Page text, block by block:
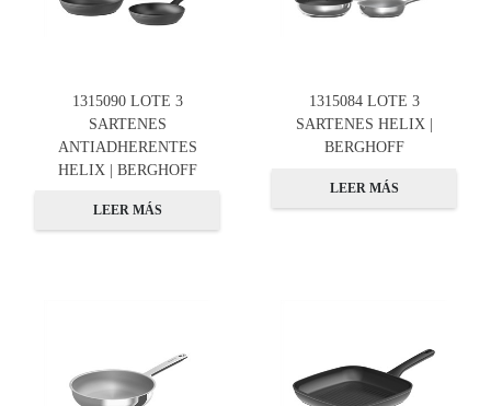
1315090 LOTE 3
SARTENES
ANTIADHERENTES
HELIX | BERGHOFF
LEER MÁS
1315084 LOTE 3
SARTENES HELIX |
BERGHOFF
LEER MÁS